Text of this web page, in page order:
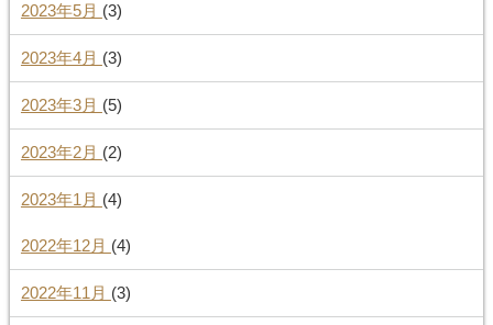
2023年5月 (3)
2023年4月 (3)
2023年3月 (5)
2023年2月 (2)
2023年1月 (4)
2022年12月 (4)
2022年11月 (3)